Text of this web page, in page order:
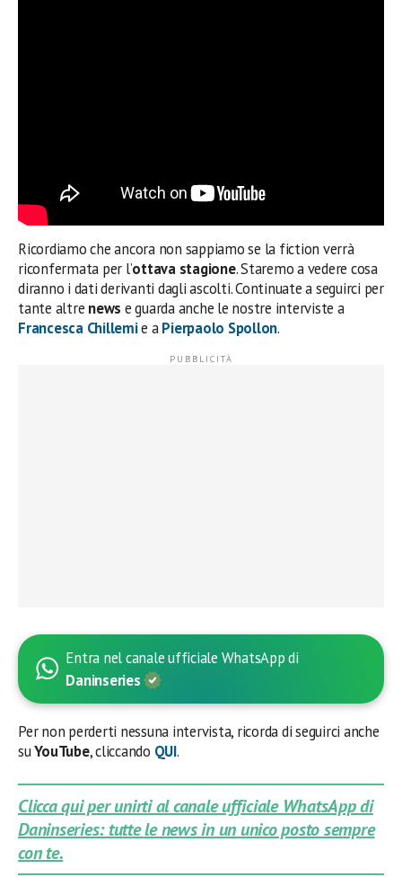
Ricordiamo che ancora non sappiamo se la fiction verrà
riconfermata per l’ottava stagione. Staremo a vedere cosa
diranno i dati derivanti dagli ascolti. Continuate a seguirci per
tante altre news e guarda anche le nostre interviste a
Francesca Chillemie aPierpaolo Spollon.
Entra nel canale ufficiale WhatsApp di
Daninseries
Per non perderti nessuna intervista, ricorda di seguirci anche
suYouTube, cliccando QUI.
Clicca qui per unirti al canale ufficiale WhatsApp di
Daninseries: tutte le news in un unico posto sempre
con te.